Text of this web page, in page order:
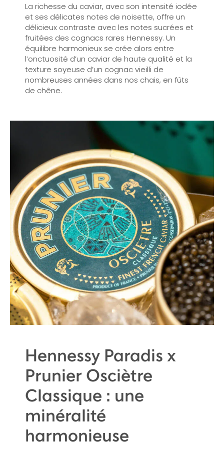
La richesse du caviar, avec son intensité iodée
et ses délicates notes de noisette, offre un
délicieux contraste avec les notes sucrées et
fruitées des cognacs rares Hennessy. Un
équilibre harmonieux se crée alors entre
l’onctuosité d’un caviar de haute qualité et la
texture soyeuse d’un cognac vieilli de
nombreuses années dans nos chais, en fûts
de chêne.
Hennessy Paradis x
Prunier Osciètre
Classique : une
minéralité
harmonieuse